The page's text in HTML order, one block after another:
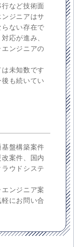
など技術面
ジニアはサ
ない存在で
応が進み、
ンジニアの
未知数です
も続いてい
盤構築案件
案件、国内
ウドシステ
ンジニア案
にお問い合